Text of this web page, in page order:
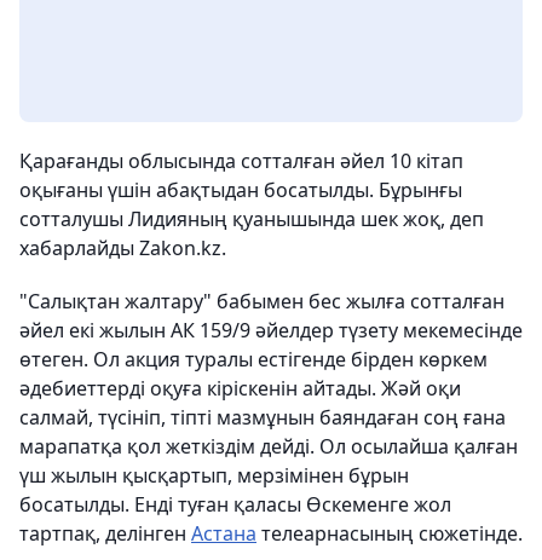
Қарағанды облысында сотталған әйел 10 кітап
оқығаны үшін абақтыдан босатылды. Бұрынғы
сотталушы Лидияның қуанышында шек жоқ, деп
хабарлайды Zakon.kz.
"Салықтан жалтару" бабымен бес жылға сотталған
әйел екі жылын АК 159/9 әйелдер түзету мекемесінде
өтеген. Ол акция туралы естігенде бірден көркем
әдебиеттерді оқуға кіріскенін айтады. Жәй оқи
салмай, түсініп, тіпті мазмұнын баяндаған соң ғана
марапатқа қол жеткіздім дейді. Ол осылайша қалған
үш жылын қысқартып, мерзімінен бұрын
босатылды. Енді туған қаласы Өскеменге жол
тартпақ, делінген Астана телеарнасының сюжетінде.